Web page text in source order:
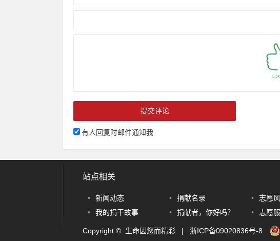
有人回复时邮件通知我
站点相关
• 新闻动态 • 捐献名录 • 志愿
•
我的捐干故事 • 捐献者，你好吗？ • 志愿
Copyright © 生命因您而精彩 | 浙ICP备09020836号-8